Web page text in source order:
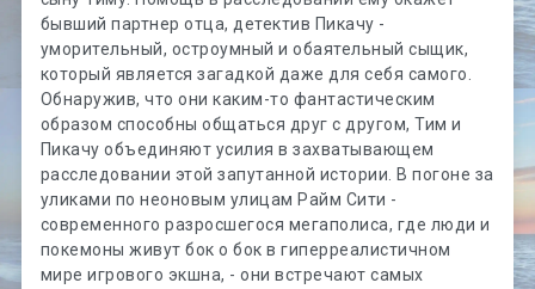
бывший партнер отца, детектив Пикачу -
уморительный, остроумный и обаятельный сыщик,
который является загадкой даже для себя самого.
Обнаружив, что они каким-то фантастическим
образом способны общаться друг с другом, Тим и
Пикачу объединяют усилия в захватывающем
расследовании этой запутанной истории. В погоне за
уликами по неоновым улицам Райм Сити -
современного разросшегося мегаполиса, где люди и
покемоны живут бок о бок в гиперреалистичном
мире игрового экшна, - они встречают самых